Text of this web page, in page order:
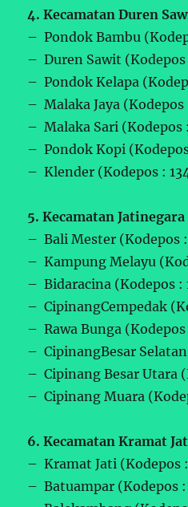
4. Kecamatan Duren
– Pondok Bambu
– Duren Sawit (Kodepos
– Pondok Kelapa
– Malaka Jaya (Kodepos
– Malaka Sari (Kodepos
– Pondok Kopi
– Klender (Kodepos :
5. Kecamatan Jatinegara
– Bali Mester (Kodepos :
– Kampung Melayu
– Bidaracina (Kodepos :
– CipinangCempedak
– Rawa Bunga (Kodepos
– CipinangBesar
– Cipinang Besar Utara
– Cipinang Muara
6. Kecamatan Kramat
– Kramat Jati (Kodepos :
– Batuampar (Kodepos :